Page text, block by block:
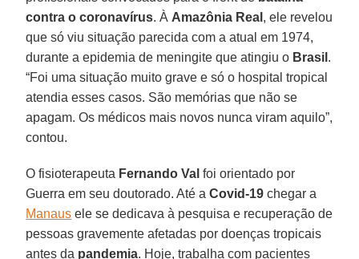
contra o coronavírus. À Amazônia Real , ele revelou
que só viu situação parecida com a atual em 1974,
durante a epidemia de meningite que atingiu o Brasil .
“Foi uma situação muito grave e só o hospital tropical
atendia esses casos. São memórias que não se
apagam. Os médicos mais novos nunca viram aquilo”,
contou.
O fisioterapeuta Fernando Val foi orientado por
Guerra em seu doutorado. Até aCovid-19 chegar a
Manaus ele se dedicava à pesquisa e recuperação de
pessoas gravemente afetadas por doenças tropicais
antes da pandemia. Hoje, trabalha com pacientes